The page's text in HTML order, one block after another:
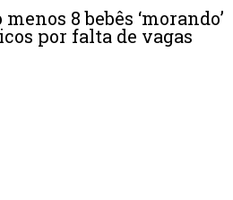
8 bebês ‘morando’
por falta de vagas